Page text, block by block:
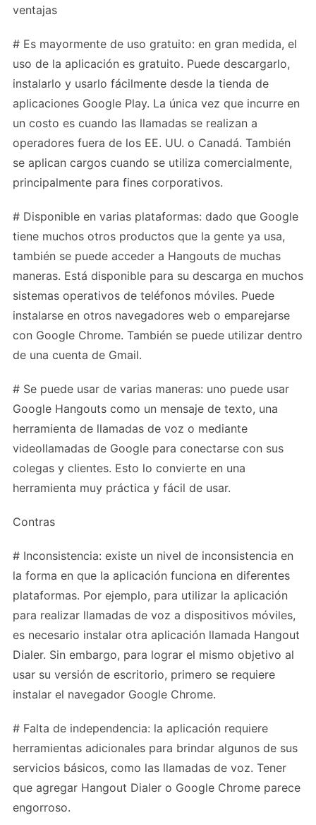
ventajas
# Es mayormente de uso gratuito: en gran medida, el
uso de la aplicación es gratuito. Puede descargarlo,
instalarlo y usarlo fácilmente desde la tienda de
aplicaciones Google Play. La única vez que incurre en
un costo es cuando las llamadas se realizan a
operadores fuera de los EE. UU. o Canadá. También
se aplican cargos cuando se utiliza comercialmente,
principalmente para fines corporativos.
# Disponible en varias plataformas: dado que Google
tiene muchos otros productos que la gente ya usa,
también se puede acceder a Hangouts de muchas
maneras. Está disponible para su descarga en muchos
sistemas operativos de teléfonos móviles. Puede
instalarse en otros navegadores web o emparejarse
con Google Chrome. También se puede utilizar dentro
de una cuenta de Gmail.
# Se puede usar de varias maneras: uno puede usar
Google Hangouts como un mensaje de texto, una
herramienta de llamadas de voz o mediante
videollamadas de Google para conectarse con sus
colegas y clientes. Esto lo convierte en una
herramienta muy práctica y fácil de usar.
Contras
# Inconsistencia: existe un nivel de inconsistencia en
la forma en que la aplicación funciona en diferentes
plataformas. Por ejemplo, para utilizar la aplicación
para realizar llamadas de voz a dispositivos móviles,
es necesario instalar otra aplicación llamada Hangout
Dialer. Sin embargo, para lograr el mismo objetivo al
usar su versión de escritorio, primero se requiere
instalar el navegador Google Chrome.
# Falta de independencia: la aplicación requiere
herramientas adicionales para brindar algunos de sus
servicios básicos, como las llamadas de voz. Tener
que agregar Hangout Dialer o Google Chrome parece
engorroso.